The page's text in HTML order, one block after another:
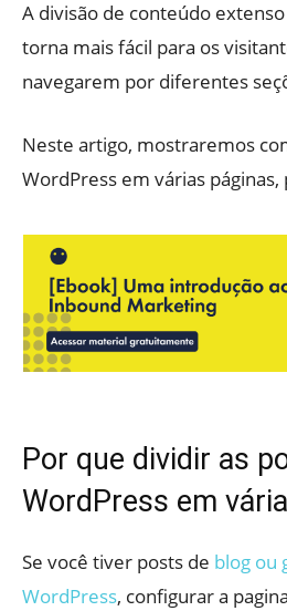
A divisão de conteúdo
torna mais fácil para os
navegarem por diferentes
Neste artigo, mostraremos
WordPress em várias páginas,
Por que dividir as
WordPress em
Se você tiver posts de blog ou
WordPress, configurar a